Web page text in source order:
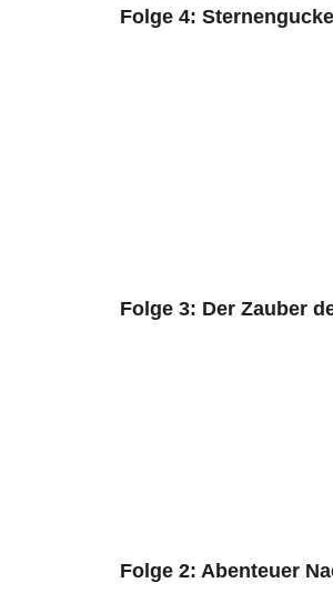
Folge 4:
Folge 3: Der Zauber
Folge 2: Abenteuer